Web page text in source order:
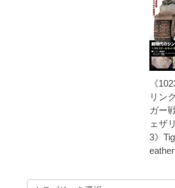
《
リン
ガー
ェザ
3》